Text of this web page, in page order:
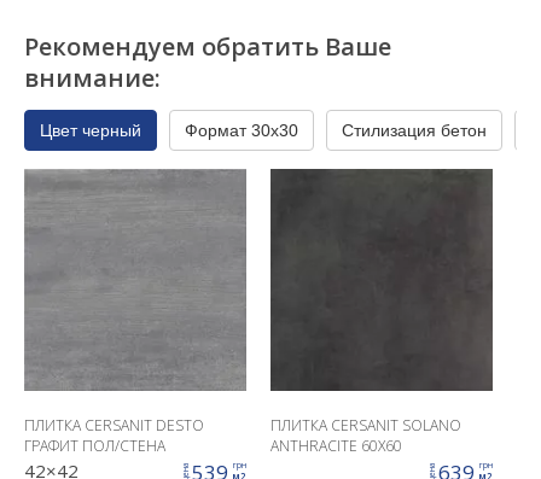
Рекомендуем обратить Ваше
внимание:
Цвет черный Формат 30x30 Стилизация бетон
ПЛИТКА CERSANIT DESTO
ГРАФИТ ПОЛ/СТЕНА
42×42 цена 539 грн
м2
ПЛИТКА CERSANIT SOLANO
ANTHRACITE 60X60
цена 639 грн
м2